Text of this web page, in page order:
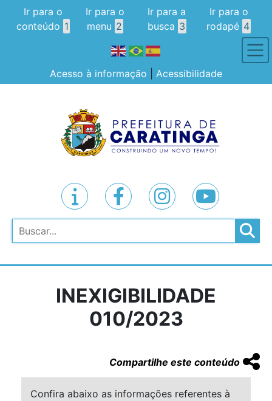
Ir para o
conteúdo 1
Ir para o
menu 2
Ir para a
busca 3
Ir para o
rodapé 4
Acesso à informação Acessibilidade
Pesquisar
INEXIGIBILIDADE
010/2023
Compartilhe este conteúdo
Confira abaixo as informações referentes à